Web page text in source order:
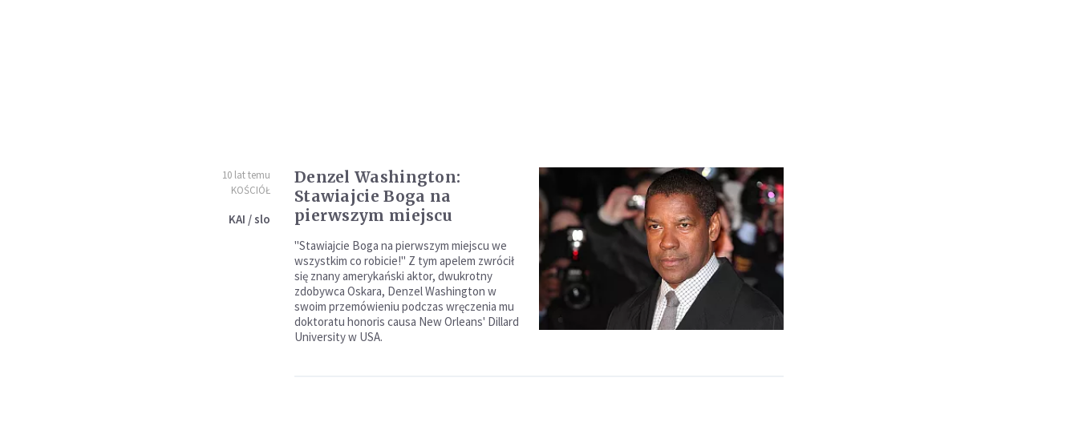
10 lat temu
KOŚCIÓŁ
KAI / slo
Denzel Washington:
Stawiajcie Boga na
pierwszym miejscu
"Stawiajcie Boga na pierwszym miejscu we
wszystkim co robicie!" Z tym apelem zwrócił
się znany amerykański aktor, dwukrotny
zdobywca Oskara, Denzel Washington w
swoim przemówieniu podczas wręczenia mu
doktoratu honoris causa New Orleans' Dillard
University w USA.